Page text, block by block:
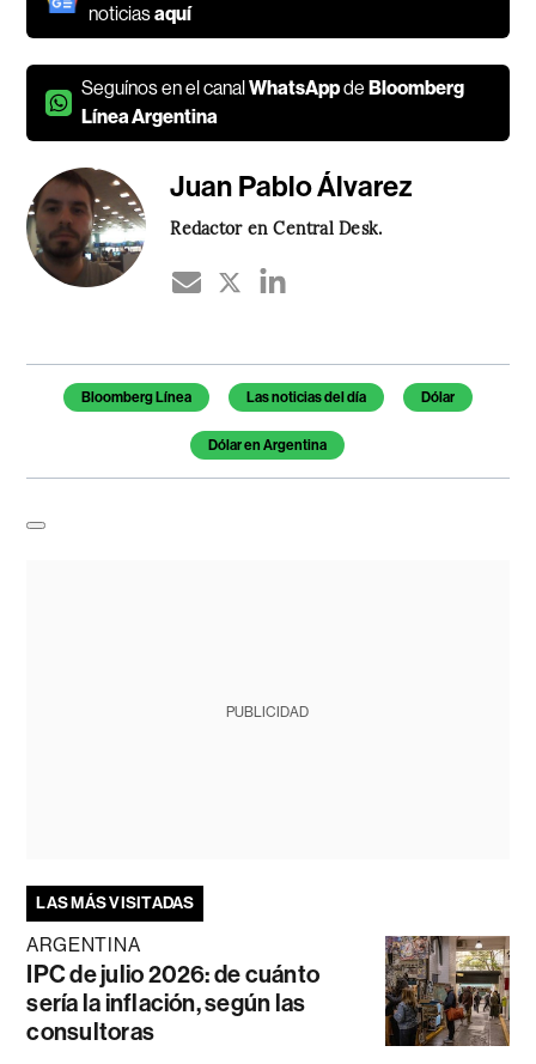
noticiasaquí
Seguínos en el canalWhatsAppdeBloomberg
Línea Argentina
Juan Pablo Álvarez
Redactor en Central Desk.
Temas de este artículo
Bloomberg Línea Las noticias del día Dólar
Dólar en Argentina
PUBLICIDAD
LAS MÁS VISITADAS
ARGENTINA
IPC de julio 2026: de cuánto
sería la inflación, según las
consultoras